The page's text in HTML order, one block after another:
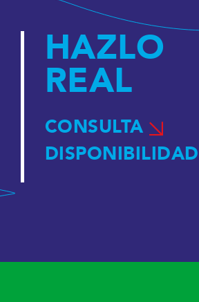
HAZLO
REAL
CONSULTA
DISPONIBILIDAD